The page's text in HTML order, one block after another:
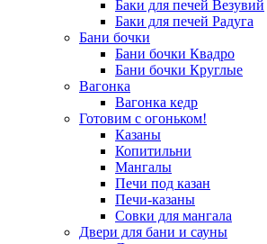
Баки для печей Везувий
Баки для печей Радуга
Бани бочки
Бани бочки Квадро
Бани бочки Круглые
Вагонка
Вагонка кедр
Готовим с огоньком!
Казаны
Копитильни
Мангалы
Печи под казан
Печи-казаны
Совки для мангала
Двери для бани и сауны